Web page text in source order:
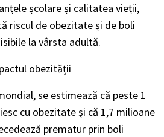
școlare și calitatea vieții,
riscul de obezitate și de boli
la vârsta adultă.
obezității
se estimează că peste 1
cu obezitate și că 1,7 milioane
prematur prin boli